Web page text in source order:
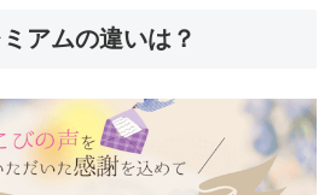
アムの違いは？